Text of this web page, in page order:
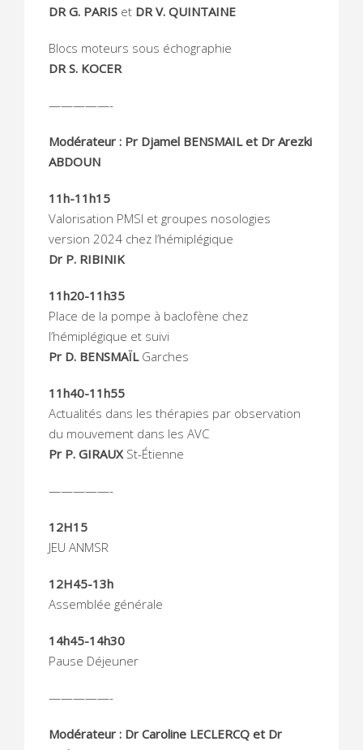
DR G. PARIS et DR V. QUINTAINE
Blocs moteurs sous échographie
DR S. KOCER
—————-
Modérateur : Pr Djamel BENSMAIL et Dr Arezki
ABDOUN
11h-11h15
Valorisation PMSI et groupes nosologies
version 2024 chez l’hémiplégique
Dr P. RIBINIK
11h20-11h35
Place de la pompe à baclofène chez
l’hémiplégique et suivi
Pr D. BENSMAÏLGarches
11h40-11h55
Actualités dans les thérapies par observation
du mouvement dans les AVC
Pr P. GIRAUXSt-Étienne
—————-
12H15
JEU ANMSR
12H45-13h
Assemblée générale
14h45-14h30
Pause Déjeuner
—————-
Modérateur : Dr Caroline LECLERCQ et Dr